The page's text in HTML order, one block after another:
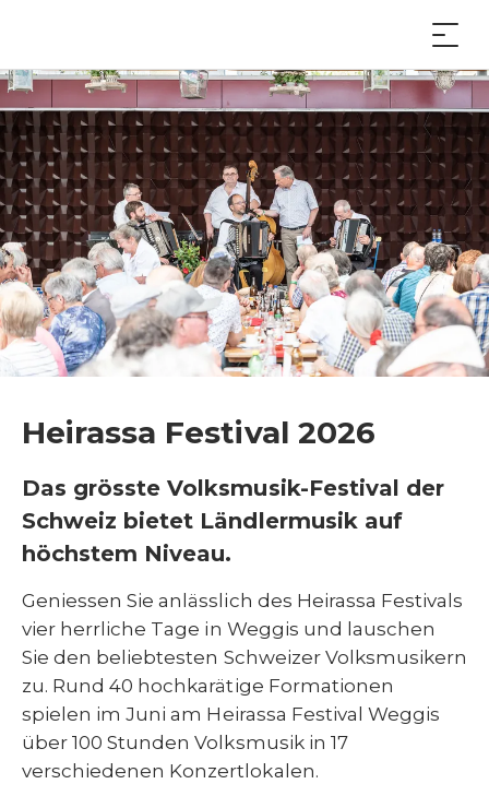
Heirassa Festival 2026
Das grösste Volksmusik-Festival der
Schweiz bietet Ländlermusik auf
höchstem Niveau.
Geniessen Sie anlässlich des Heirassa Festivals
vier herrliche Tage in Weggis und lauschen
Sie den beliebtesten Schweizer Volksmusikern
zu. Rund 40 hochkarätige Formationen
spielen im Juni am Heirassa Festival Weggis
über 100 Stunden Volksmusik in 17
verschiedenen Konzertlokalen.